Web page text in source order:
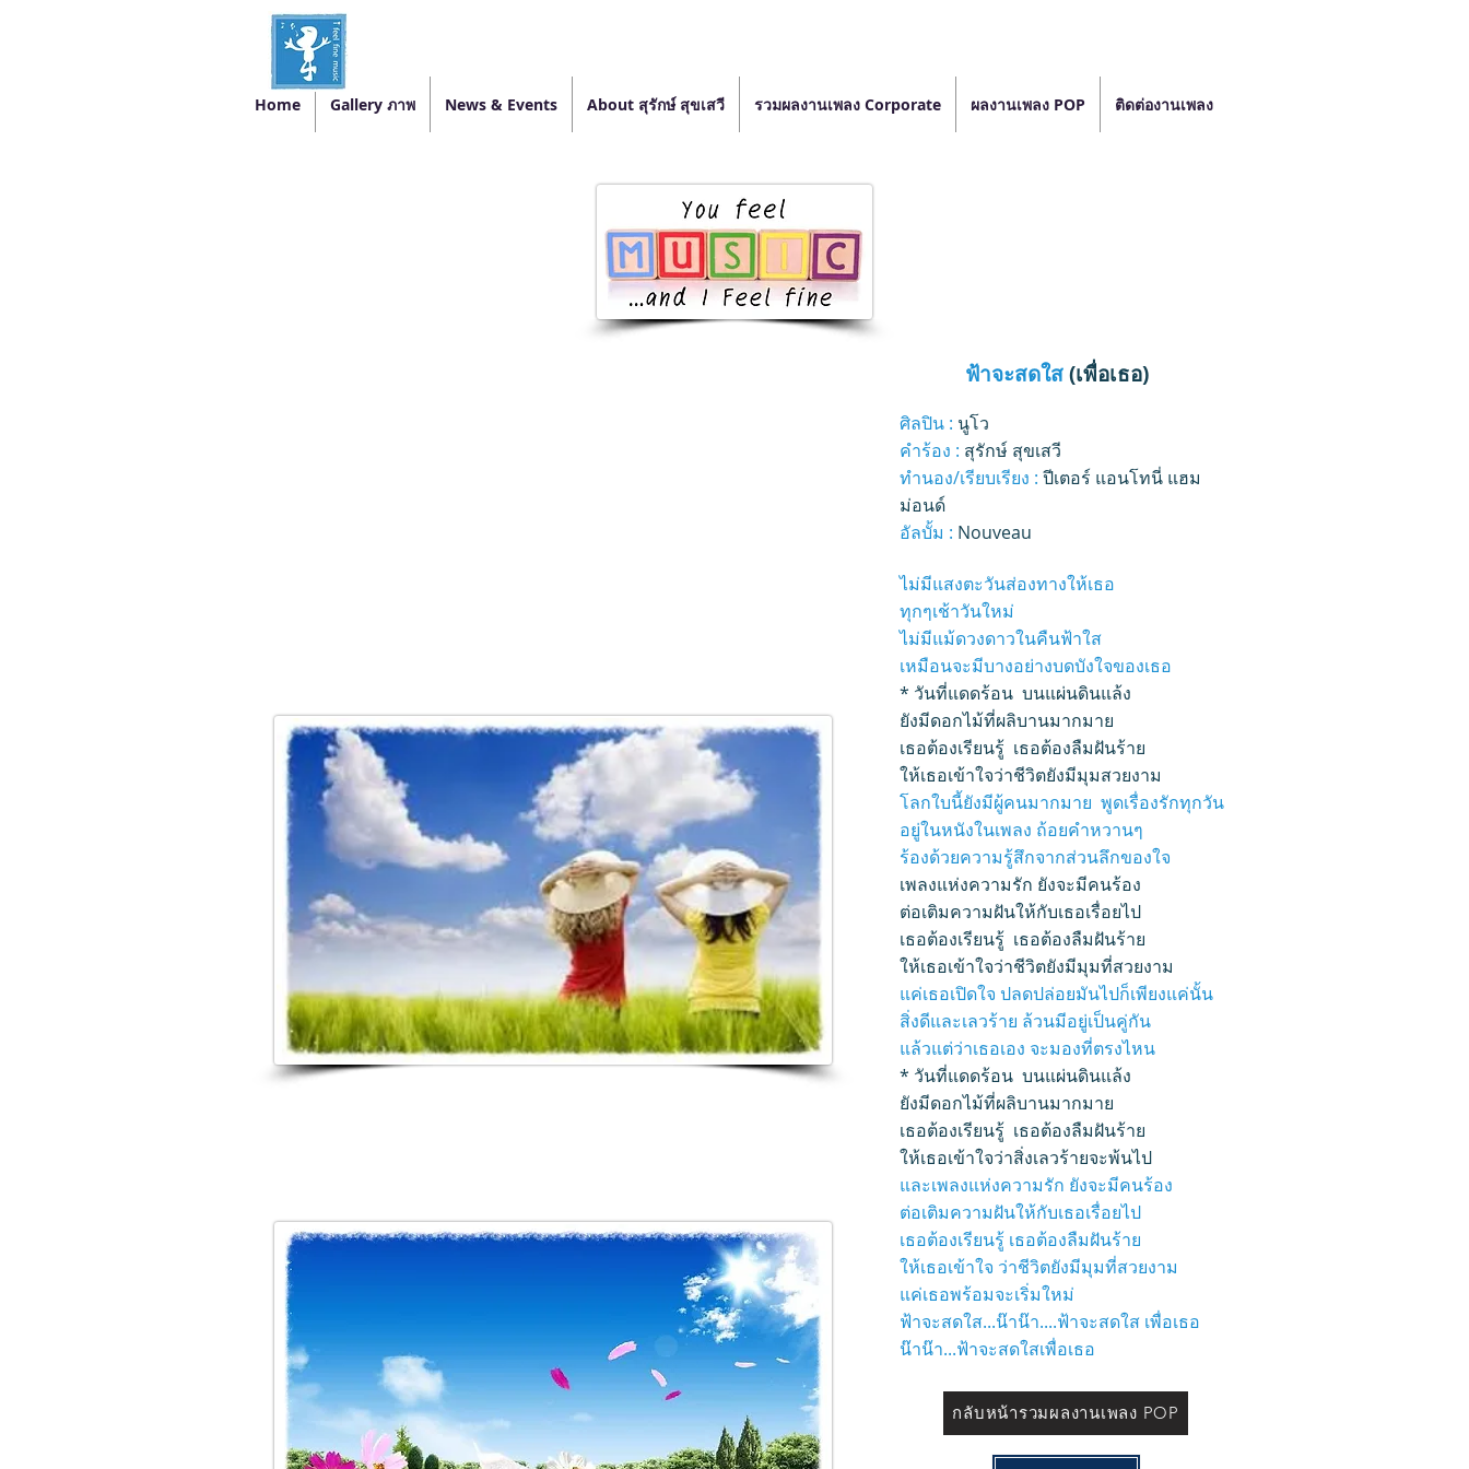
Home Gallery ภาพ News & Events About สุรักษ์ สุขเสวี รวมผลงานเพลง Corporate ผลงานเพลง POP ติดต่องานเพลง
ฟ้าจะสดใส(เพื่อเธอ)
ศิลปิน : นูโว
คำร้อง : สุรักษ์ สุขเสวี
ทำนอง/เรียบเรียง : ปีเตอร์ แอนโทนี่ แฮม
ม่อนด์
อัลบั้ม : Nouveau
ไม่มีแสงตะวันส่องทางให้เธอ
ทุกๆเช้าวันใหม่
ไม่มีแม้ดวงดาวในคืนฟ้าใส
เหมือนจะมีบางอย่างบดบังใจของเธอ
* วันที่แดดร้อน บนแผ่นดินแล้ง
ยังมีดอกไม้ที่ผลิบานมากมาย
เธอต้องเรียนรู้ เธอต้องลืมฝันร้าย
ให้เธอเข้าใจว่าชีวิตยังมีมุมสวยงาม
โลกใบนี้ยังมีผู้คนมากมาย พูดเรื่องรักทุกวัน
อยู่ในหนังในเพลง ถ้อยคำหวานๆ
ร้องด้วยความรู้สึกจากส่วนลึกของใจ
เพลงแห่งความรัก ยังจะมีคนร้อง
ต่อเติมความฝันให้กับเธอเรื่อยไป
เธอต้องเรียนรู้ เธอต้องลืมฝันร้าย
ให้เธอเข้าใจว่าชีวิตยังมีมุมที่สวยงาม
แค่เธอเปิดใจ ปลดปล่อยมันไปก็เพียงแค่นั้น
สิ่งดีและเลวร้าย ล้วนมีอยู่เป็นคู่กัน
แล้วแต่ว่าเธอเอง จะมองที่ตรงไหน
* วันที่แดดร้อน บนแผ่นดินแล้ง
ยังมีดอกไม้ที่ผลิบานมากมาย
เธอต้องเรียนรู้ เธอต้องลืมฝันร้าย
ให้เธอเข้าใจว่าสิ่งเลวร้ายจะพ้นไป
และเพลงแห่งความรัก ยังจะมีคนร้อง
ต่อเติมความฝันให้กับเธอเรื่อยไป
เธอต้องเรียนรู้ เธอต้องลืมฝันร้าย
ให้เธอเข้าใจ ว่าชีวิตยังมีมุมที่สวยงาม
แค่เธอพร้อมจะเริ่มใหม่
ฟ้าจะสดใส...น๊าน๊า....ฟ้าจะสดใส เพื่อเธอ
น๊าน๊า...ฟ้าจะสดใสเพื่อเธอ​
กลับหน้ารวมผลงานเพลง POP